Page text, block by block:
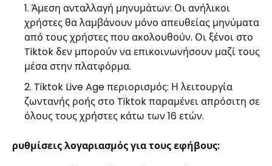
Άμεση ανταλλαγή μηνυμάτων: Οι ανήλικοι
χρήστες θα λαμβάνουν μόνο απευθείας μηνύματα
από τους χρήστες που ακολουθούν. Οι ξένοι στο
Tiktok δεν μπορούν να επικοινωνήσουν μαζί τους
μέσα στην πλατφόρμα.
Tiktok Live Age περιορισμός: Η λειτουργία
ζωντανής ροής στο Tiktok παραμένει απρόσιτη σε
όλους τους χρήστες κάτω των 16 ετών.
ρυθμίσεις λογαριασμός για τους εφήβους: